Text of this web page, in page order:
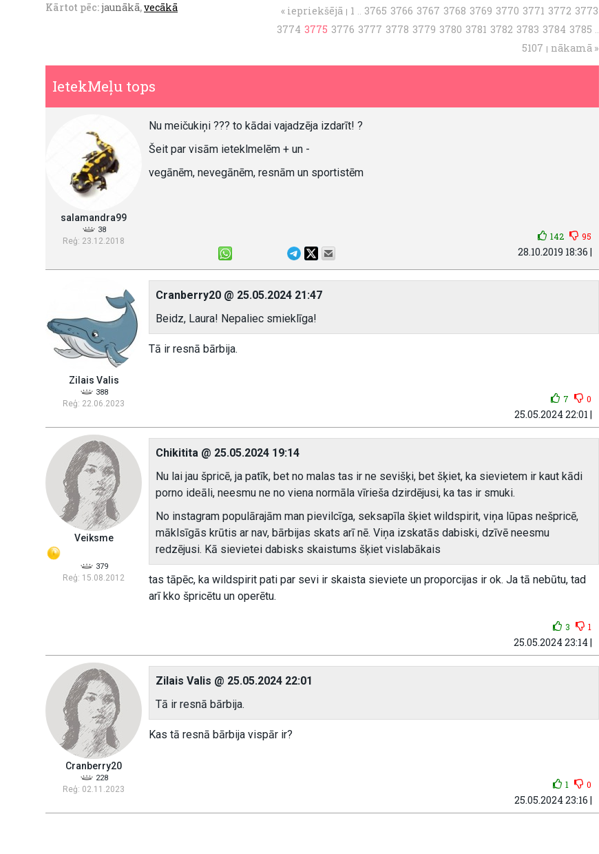
Kārtot pēc:jaunākā,vecākā « iepriekšējā 1 .. 3765 3766 3767 3768 3769 3770 3771 3772 3773
3774 3775 3776 3777 3778 3779 3780 3781 3782 3783 3784 3785 ..
5107 nākamā »
IetekMeļu tops
salamandra99
38
Reģ: 23.12.2018
Nu meičukiņi ??? to kādai vajadzēja izdarīt! ?
Šeit par visām ieteklmelēm + un -
vegānēm, nevegānēm, resnām un sportistēm
142 95
28.10.2019 18:36 |
Zilais Valis
388
Reģ: 22.06.2023
Cranberry20 @ 25.05.2024 21:47
Beidz, Laura! Nepaliec smieklīga!
Tā ir resnā bārbija.
7 0
25.05.2024 22:01 |
Veiksme
379
Reģ: 15.08.2012
Chikitita @ 25.05.2024 19:14
Nu lai jau špricē, ja patīk, bet no malas tas ir ne sevišķi, bet šķiet, ka sievietem ir kaut kādi
porno ideāli, neesmu ne no viena normāla vīrieša dzirdējusi, ka tas ir smuki.
No instagram populārajām man pievilcīga, seksapīla šķiet wildspirit, viņa lūpas nešpricē,
māklsīgās krūtis ar nav, bārbijas skats arī nē. Viņa izskatās dabiski, dzīvē neesmu
redzējusi. Kā sievietei dabisks skaistums šķiet vislabākais
tas tāpēc, ka wildspirit pati par sevi ir skaista sieviete un proporcijas ir ok. Ja tā nebūtu, tad
arī kko špricētu un operētu.
3 1
25.05.2024 23:14 |
Cranberry20
228
Reģ: 02.11.2023
Zilais Valis @ 25.05.2024 22:01
Tā ir resnā bārbija.
Kas tā resnā bārbija vispār ir?
1 0
25.05.2024 23:16 |